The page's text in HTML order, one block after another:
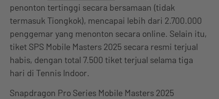
penonton tertinggi secara bersamaan (tidak
termasuk Tiongkok), mencapai lebih dari 2.700.000
penggemar yang menonton secara online. Selain itu,
tiket SPS Mobile Masters 2025 secara resmi terjual
habis, dengan total 7.500 tiket terjual selama tiga
hari di Tennis Indoor.
Snapdragon Pro Series Mobile Masters 2025